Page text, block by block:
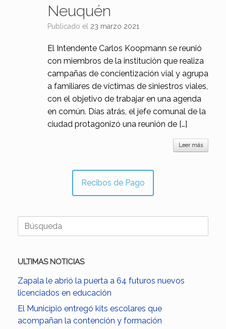
Neuquén
Publicado el 23 marzo 2021
El Intendente Carlos Koopmann se reunió
con miembros de la institución que realiza
campañas de concientización vial y agrupa
a familiares de víctimas de siniestros viales,
con el objetivo de trabajar en una agenda
en común. Días atrás, el jefe comunal de la
ciudad protagonizó una reunión de […]
Leer más
Recibos de Pago
Buscar:
ULTIMAS NOTICIAS
Zapala le abrió la puerta a 64 futuros nuevos
licenciados en educación
El Municipio entregó kits escolares que
acompañan la contención y formación